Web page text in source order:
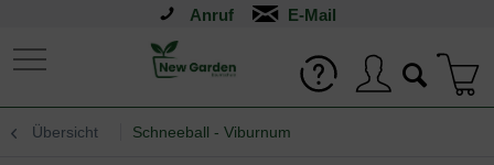
Anruf
Übersicht Schneeball - Viburnum